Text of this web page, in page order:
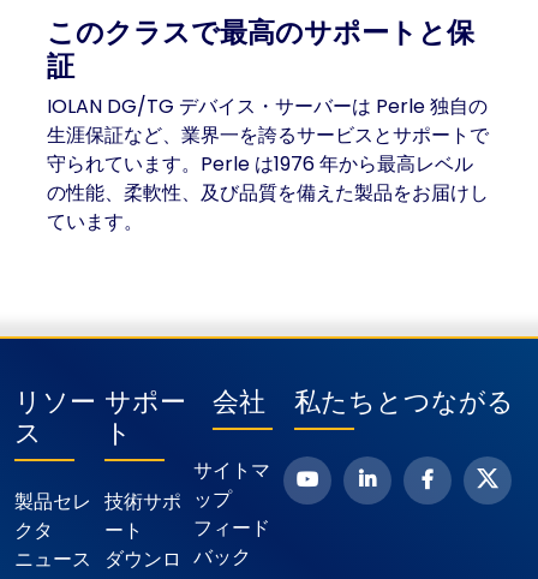
このクラスで最高のサポートと保
証
IOLAN DG/TG デバイス・サーバーは Perle 独自の
生涯保証など、業界一を誇るサービスとサポートで
守られています。Perle は1976 年から最高レベル
の性能、柔軟性、及び品質を備えた製品をお届けし
ています。
リソー
ス
製品セレ
クタ
ニュース
サポー
ト
技術サポ
ート
ダウンロ
会社
サイトマ
ップ
フィード
バック
私たちとつながる